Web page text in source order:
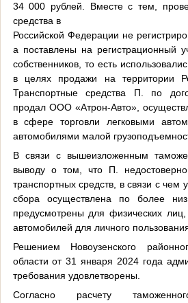
34 000 рублей. Вместе с тем,
средства в
Российской Федерации не
а поставлены на регистрационный
собственников, то есть
в целях продажи на территории
Транспортные средства П. по
продал ООО «Атрон-Авто»,
в сфере торговли легковыми
автомобилями малой
В связи с вышеизложенным
выводу о том, что П.
транспортных средств, в связи с чем
сбора осуществлена по более
предусмотрены для физических
автомобилей для личного
Решением Новоузенского
области от 31 января 2024 года
требования удовлетворены.
Согласно расчету